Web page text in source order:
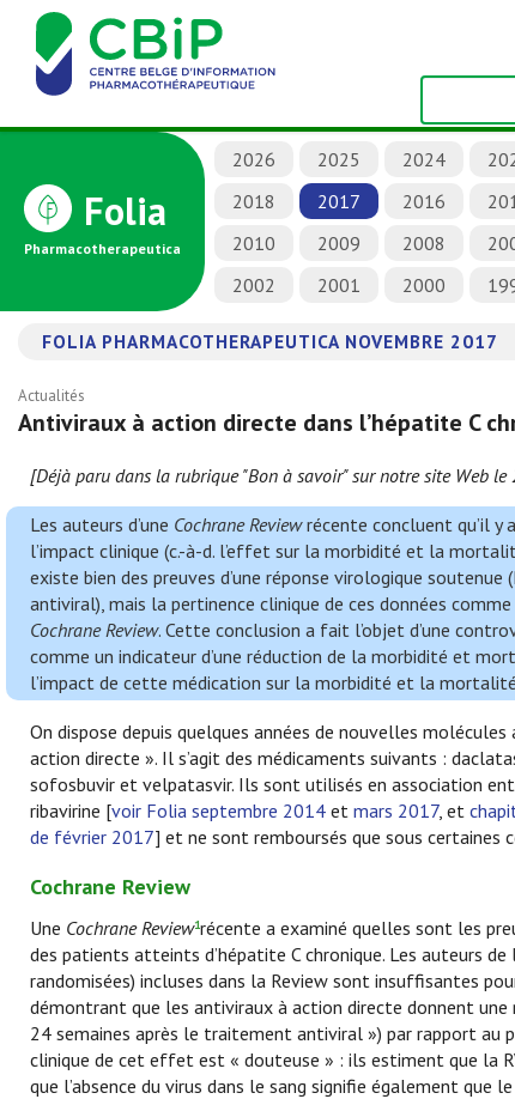
Folia
Pharmacotherapeutica
2026 2025 2024
2018
2017 2016
2010
2009 2008
2002
2001 2000
FOLIA PHARMACOTHERAPEUTICA NOVEMBRE 2017
Actualités
Antiviraux à action directe dans l’hépatite C
[Déjà paru dans la rubrique "Bon à savoir" sur notre site Web
Les auteurs d’une Cochrane Reviewrécente concluent qu’il y
l’impact clinique (c.-à-d. l’effet sur la morbidité et la
existe bien des preuves d’une réponse virologique
antiviral), mais la pertinence clinique de ces données
Cochrane Review. Cette conclusion a fait l’objet d’une
comme un indicateur d’une réduction de la morbidité et
l’impact de cette médication sur la morbidité et la
On dispose depuis quelques années de nouvelles
action directe ». Il s’agit des médicaments suivants :
sofosbuvir et velpatasvir. Ils sont utilisés en association
ribavirine [voir Folia septembre 2014 et mars 2017, et
de février 2017] et ne sont remboursés que sous certaines
Cochrane Review
Une Cochrane Review1récente a examiné quelles sont les
des patients atteints d’hépatite C chronique. Les auteurs de
randomisées) incluses dans la Review sont insuffisantes
démontrant que les antiviraux à action directe donnent une
24 semaines après le traitement antiviral ») par rapport au
clinique de cet effet est « douteuse » : ils estiment que la
que l’absence du virus dans le sang signifie également